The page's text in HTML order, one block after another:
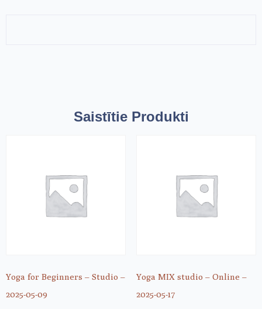
Saistītie Produkti
Yoga for Beginners – Studio –
2025-05-09
Yoga MIX studio – Online –
2025-05-17